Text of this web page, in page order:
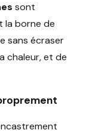
sont
la borne de
sans écraser
chaleur, et de